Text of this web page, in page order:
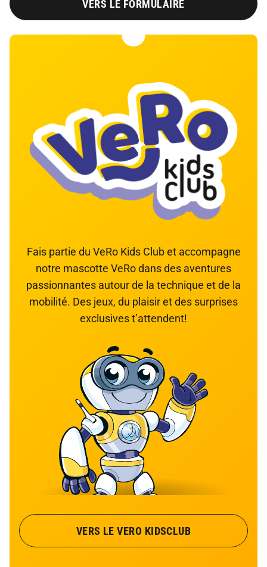
VERS LE FORMULAIRE
Fais partie du VeRo Kids Club et accompagne
notre mascotte VeRo dans des aventures
passionnantes autour de la technique et de la
mobilité. Des jeux, du plaisir et des surprises
exclusives t’attendent!
VERS LE VERO KIDSCLUB